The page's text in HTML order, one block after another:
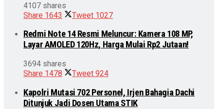
4107 shares
Share 1643 Tweet 1027
Redmi Note 14 Resmi Meluncur: Kamera 108 MP,
Layar AMOLED 120Hz, Harga Mulai Rp2 Jutaan!
3694 shares
Share 1478 Tweet 924
Kapolri Mutasi 702 Personel, Irjen Bahagia Dachi
Ditunjuk Jadi Dosen Utama STIK